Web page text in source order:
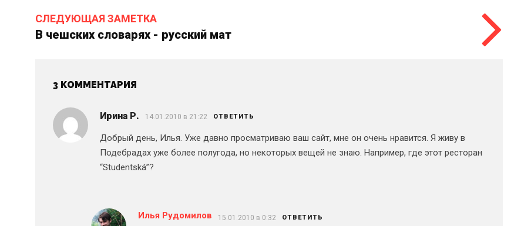
СЛЕДУЮЩАЯ ЗАМЕТКА
В чешских словарях - русский мат
3 КОММЕНТАРИЯ
Ирина Р. 14.01.2010 в 21:22 ОТВЕТИТЬ
Добрый день, Илья. Уже давно просматриваю ваш сайт, мне он очень нравится. Я живу в
Подебрадах уже более полугода, но некоторых вещей не знаю. Например, где этот ресторан
“Studentská”?
Илья Рудомилов 15.01.2010 в 0:32 ОТВЕТИТЬ